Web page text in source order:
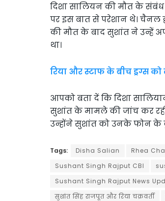
दिशा सालियन की मौत के संबंध
पर इस बात से परेशान थे। चैनल
की मौत के बाद सुशांत ने उन्हें
था।
रिया और स्टाफ के बीच ड्रग्स
आपको बता दें कि दिशा
सुशांत के मामले की जांच कर रही
उन्होंने सुशांत को उनके फोन के
Tags: Disha Salian Rhea
Sushant Singh Rajput CBI
Sushant Singh Rajput News
सुशांत सिंह राजपूत और रिया चक्रवर्ती